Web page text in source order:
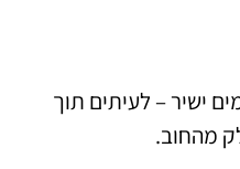
ישיר – לעיתים תוך
מהחוב.